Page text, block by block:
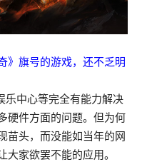
》旗号的游戏，还不乏明
乐中心等完全有能力解决
硬件方面的问题。但为何
苗头，而没能如当年的网
大家欲罢不能的应用。